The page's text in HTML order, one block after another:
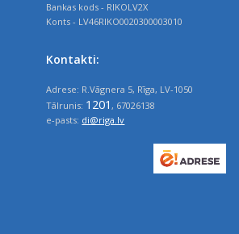
Bankas kods - RIKOLV2X
Konts - LV46RIKO0020300003010
Kontakti:
Adrese: R.Vāgnera 5, Rīga, LV-1050
Tālrunis: 1201, 67026138
e-pasts: di@riga.lv